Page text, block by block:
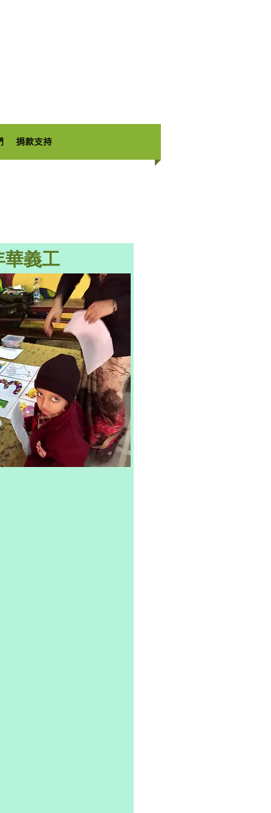
捐款支持
義工